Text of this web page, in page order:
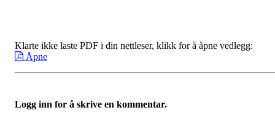
Klarte ikke laste PDF i din nettleser, klikk for å åpne vedlegg:
Åpne
Logg inn for å skrive en kommentar.